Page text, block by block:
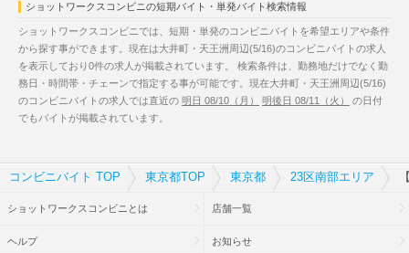
ショットワークスコンビニの短期バイト・単発バイト検索情報
ショットワークスコンビニでは、短期・単発のコンビニバイトを希望エリアや条件
から探す事ができます。現在は大井町・天王洲周辺(5/16)のコンビニバイトの求人
を表示しており0件の求人が掲載されています。 検索条件は、勤務地だけでなく勤
務日・時間帯・チェーンで指定する事が可能です。現在大井町・天王洲周辺(5/16)
のコンビニバイトの求人では直近の 明日 08/10（月） 明後日 08/11（火）
の日付
でもバイトが掲載されています。
コンビニバイト TOP 東京都TOP 東京都 23区南部エリア
ショットワークスコンビニとは 店舗一覧
ヘルプ お知らせ